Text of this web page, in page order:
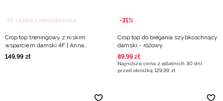
4F | Anna Lewandowska
Crop top treningowy z niskim
wsparciem damski 4F | Anna
Lewandowska - beżowy
149,99 zł
-31%
Crop top do biegania szybkoschnący
damski - różowy
89,99 zł
Najniższa cena z ostatnich 30 dni
przed obniżką 129,99 zł